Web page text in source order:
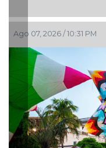
Ago 07, 2026 / 10:31 PM